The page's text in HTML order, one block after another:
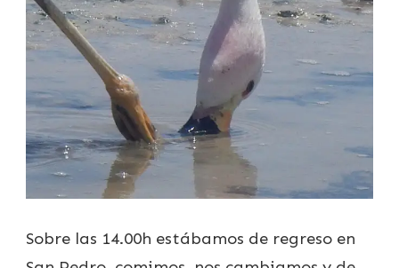
Sobre las 14.00h estábamos de regreso en